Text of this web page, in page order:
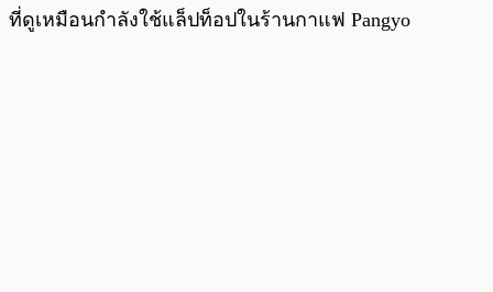
ที่ดูเหมือนกำลังใช้แล็ปท็อปในร้านกาแฟ Pangyo